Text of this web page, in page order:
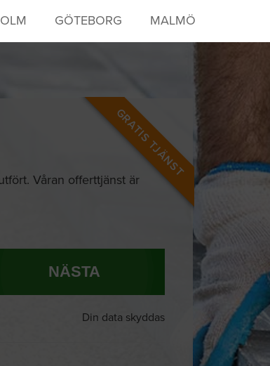
GÖTEBORG MALMÖ
GRATIS TJÄNST
Våran offerttjänst är
NÄSTA
Din data skyddas